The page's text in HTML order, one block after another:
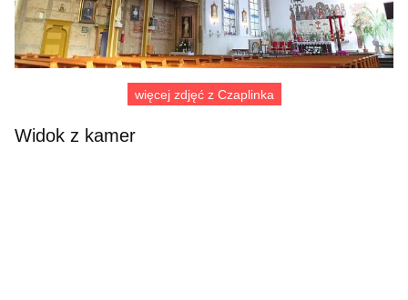
więcej zdjęć z Czaplinka
Widok z kamer